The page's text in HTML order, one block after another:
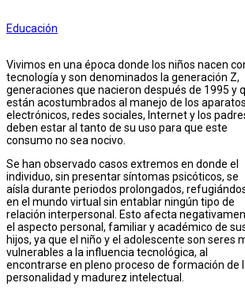
Educación
Vivimos en una época donde los niños nacen
tecnología y son denominados la generación Z,
generaciones que nacieron después de 1995 y
están acostumbrados al manejo de los aparatos
electrónicos, redes sociales, Internet y los
deben estar al tanto de su uso para que este
consumo no sea nocivo.
Se han observado casos extremos en donde el
individuo, sin presentar síntomas psicóticos, se
aísla durante periodos prolongados,
en el mundo virtual sin entablar ningún tipo de
relación interpersonal. Esto afecta
el aspecto personal, familiar y académico de
hijos, ya que el niño y el adolescente son seres
vulnerables a la influencia tecnológica, al
encontrarse en pleno proceso de formación de
personalidad y madurez intelectual.